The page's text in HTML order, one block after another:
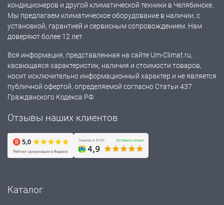
кондиционеров и другой климатической техники в Челябинске.
Мы предлагаем климатическое оборудование в наличии, с
установкой, гарантией и сервисным сопровождением. Нам
доверяют более 12 лет.
Вся информация, представленная на сайте Um-Climat.ru,
касающаяся характеристик, наличия и стоимости товаров,
носит исключительно информационный характер и не является
публичной офертой, определяемой согласно Статьи 437
Гражданского Кодекса РФ
Отзывы наших клиентов
Каталог